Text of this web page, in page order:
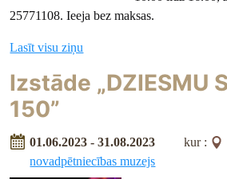
25771108. Ieeja bez maksas.
Lasīt visu ziņu
Izstāde „DZIESMU
150”
01.06.2023 - 31.08.2023 kur :
novadpētniecības muzejs